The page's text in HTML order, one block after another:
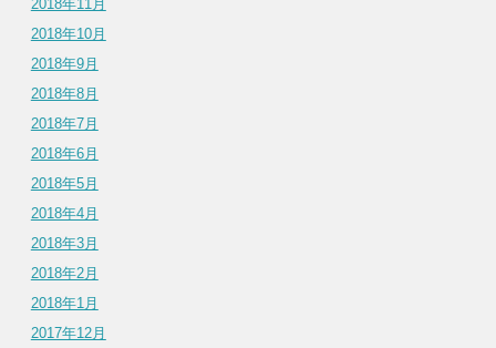
2018年11月
2018年10月
2018年9月
2018年8月
2018年7月
2018年6月
2018年5月
2018年4月
2018年3月
2018年2月
2018年1月
2017年12月